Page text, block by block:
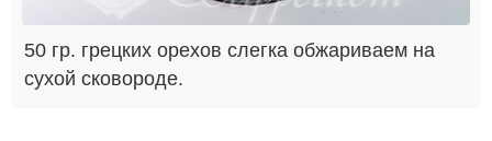
50 гр. грецких орехов слегка обжариваем на
сухой сковороде.